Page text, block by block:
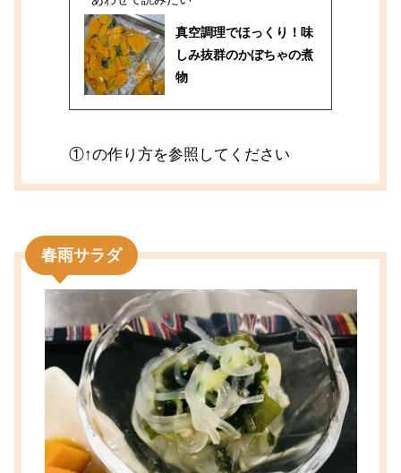
真空調理でほっくり！味
しみ抜群のかぼちゃの煮
物
①↑の作り方を参照してください
春雨サラダ